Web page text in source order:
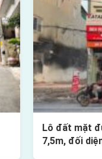
Lô đất mặt
7,5m, đối